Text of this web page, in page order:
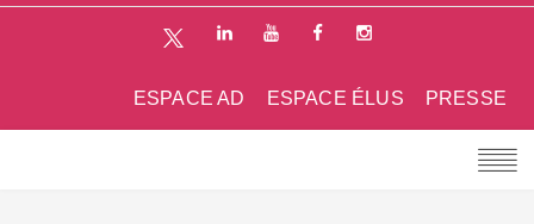
PRESSE
ESPACE ÉLUS
ESPACE AD